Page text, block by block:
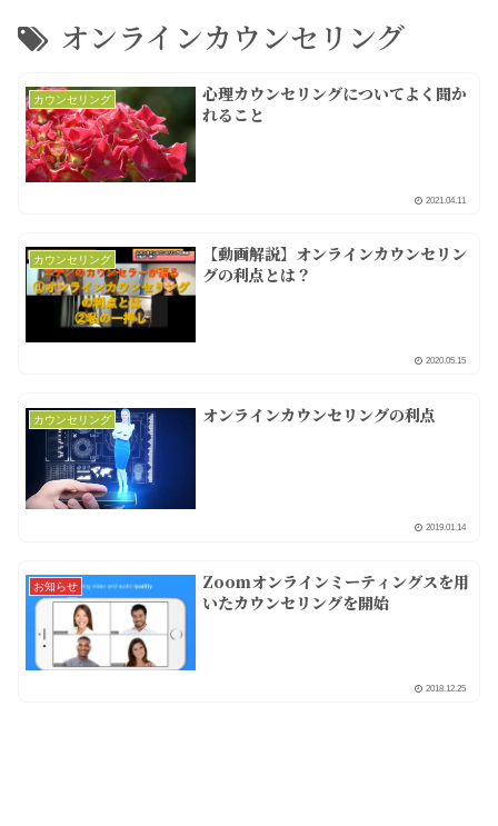
オンラインカウンセリング
カウンセリング
心理カウンセリングについてよく聞か
れること
2021.04.11
カウンセリング
【動画解説】オンラインカウンセリン
グの利点とは？
2020.05.15
カウンセリング オンラインカウンセリングの利点
2019.01.14
お知らせ
Zoomオンラインミーティングスを用
いたカウンセリングを開始
2018.12.25